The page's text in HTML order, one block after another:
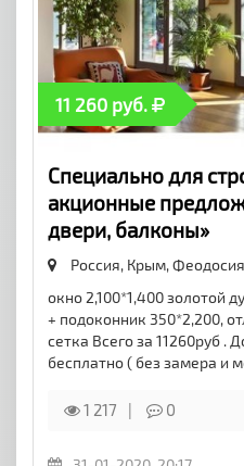
11 260 руб.
Специально для
акционные
двери, балконы»
Россия, Крым,Феодосия
окно 2,100*1,400 золотой
+ подоконник 350*2,200,
сетка Всего за 11260руб .
бесплатно ( без замера и
1 217 0